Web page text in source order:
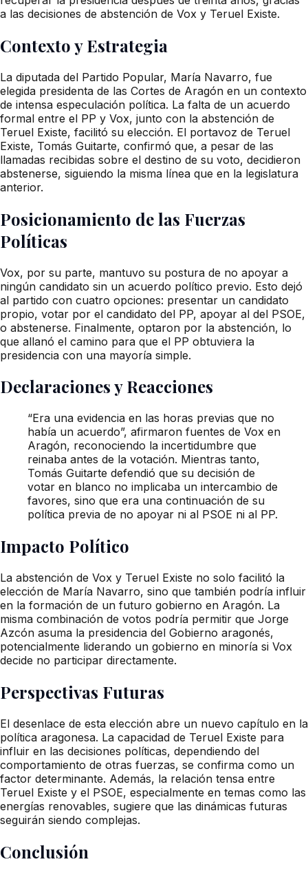
a las decisiones de abstención de Vox y Teruel Existe.
Contexto y Estrategia
La diputada del Partido Popular, María Navarro, fue
elegida presidenta de las Cortes de Aragón en un contexto
de intensa especulación política. La falta de un acuerdo
formal entre el PP y Vox, junto con la abstención de
Teruel Existe, facilitó su elección. El portavoz de Teruel
Existe, Tomás Guitarte, confirmó que, a pesar de las
llamadas recibidas sobre el destino de su voto, decidieron
abstenerse, siguiendo la misma línea que en la legislatura
anterior.
Posicionamiento de las Fuerzas
Políticas
Vox, por su parte, mantuvo su postura de no apoyar a
ningún candidato sin un acuerdo político previo. Esto dejó
al partido con cuatro opciones: presentar un candidato
propio, votar por el candidato del PP, apoyar al del PSOE,
o abstenerse. Finalmente, optaron por la abstención, lo
que allanó el camino para que el PP obtuviera la
presidencia con una mayoría simple.
Declaraciones y Reacciones
“Era una evidencia en las horas previas que no
había un acuerdo”, afirmaron fuentes de Vox en
Aragón, reconociendo la incertidumbre que
reinaba antes de la votación. Mientras tanto,
Tomás Guitarte defendió que su decisión de
votar en blanco no implicaba un intercambio de
favores, sino que era una continuación de su
política previa de no apoyar ni al PSOE ni al PP.
Impacto Político
La abstención de Vox y Teruel Existe no solo facilitó la
elección de María Navarro, sino que también podría influir
en la formación de un futuro gobierno en Aragón. La
misma combinación de votos podría permitir que Jorge
Azcón asuma la presidencia del Gobierno aragonés,
potencialmente liderando un gobierno en minoría si Vox
decide no participar directamente.
Perspectivas Futuras
El desenlace de esta elección abre un nuevo capítulo en la
política aragonesa. La capacidad de Teruel Existe para
influir en las decisiones políticas, dependiendo del
comportamiento de otras fuerzas, se confirma como un
factor determinante. Además, la relación tensa entre
Teruel Existe y el PSOE, especialmente en temas como las
energías renovables, sugiere que las dinámicas futuras
seguirán siendo complejas.
Conclusión